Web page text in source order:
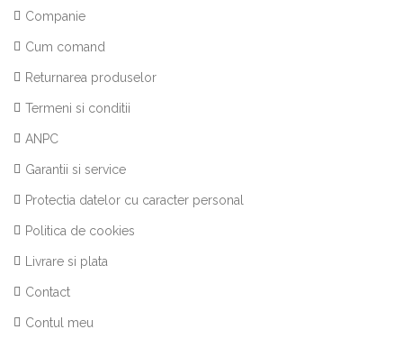
Companie
Cum comand
Returnarea produselor
Termeni si conditii
ANPC
Garantii si service
Protectia datelor cu caracter personal
Politica de cookies
Livrare si plata
Contact
Contul meu